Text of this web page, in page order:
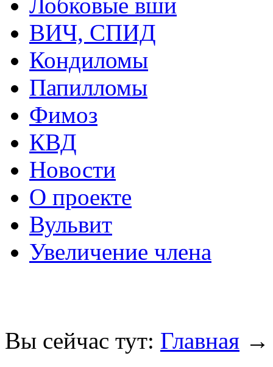
ВИЧ, СПИД
Кондиломы
Папилломы
Фимоз
КВД
Новости
О проекте
Вульвит
Увеличение члена
Вы сейчас тут: Главная